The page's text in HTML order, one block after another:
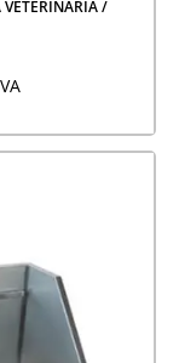
VETERINARIA /